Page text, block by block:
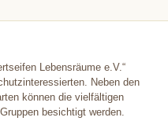
Lebensräume e.V.“
Neben den
können die vielfältigen
besichtigt werden.